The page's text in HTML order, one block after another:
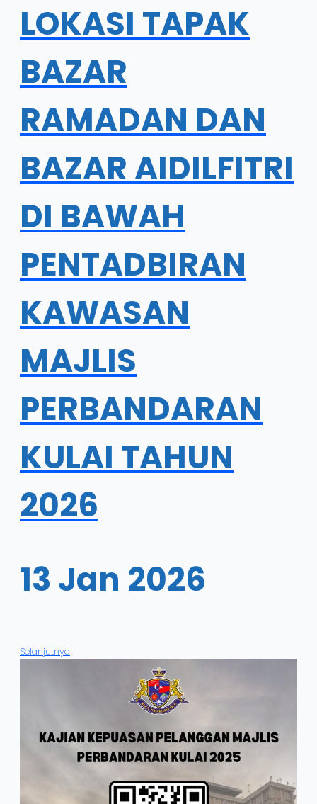
LOKASI TAPAK
BAZAR
RAMADAN DAN
BAZAR AIDILFITRI
DI BAWAH
PENTADBIRAN
KAWASAN
MAJLIS
PERBANDARAN
KULAI TAHUN
2026
13 Jan 2026
Selanjutnya